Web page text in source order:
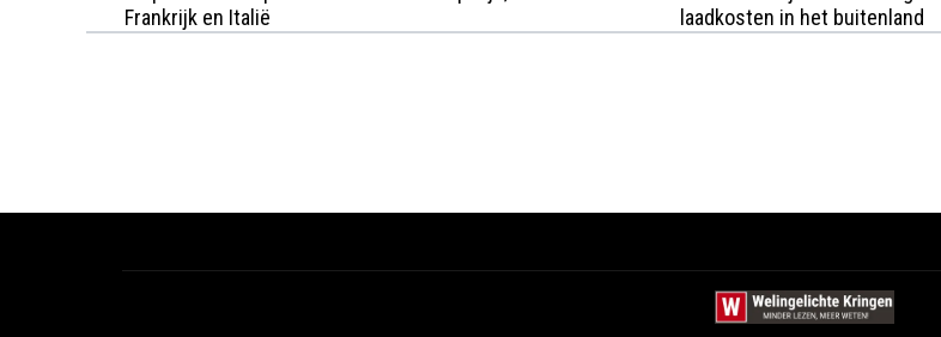
Frankrijk en Italië
laadkosten in het buitenland